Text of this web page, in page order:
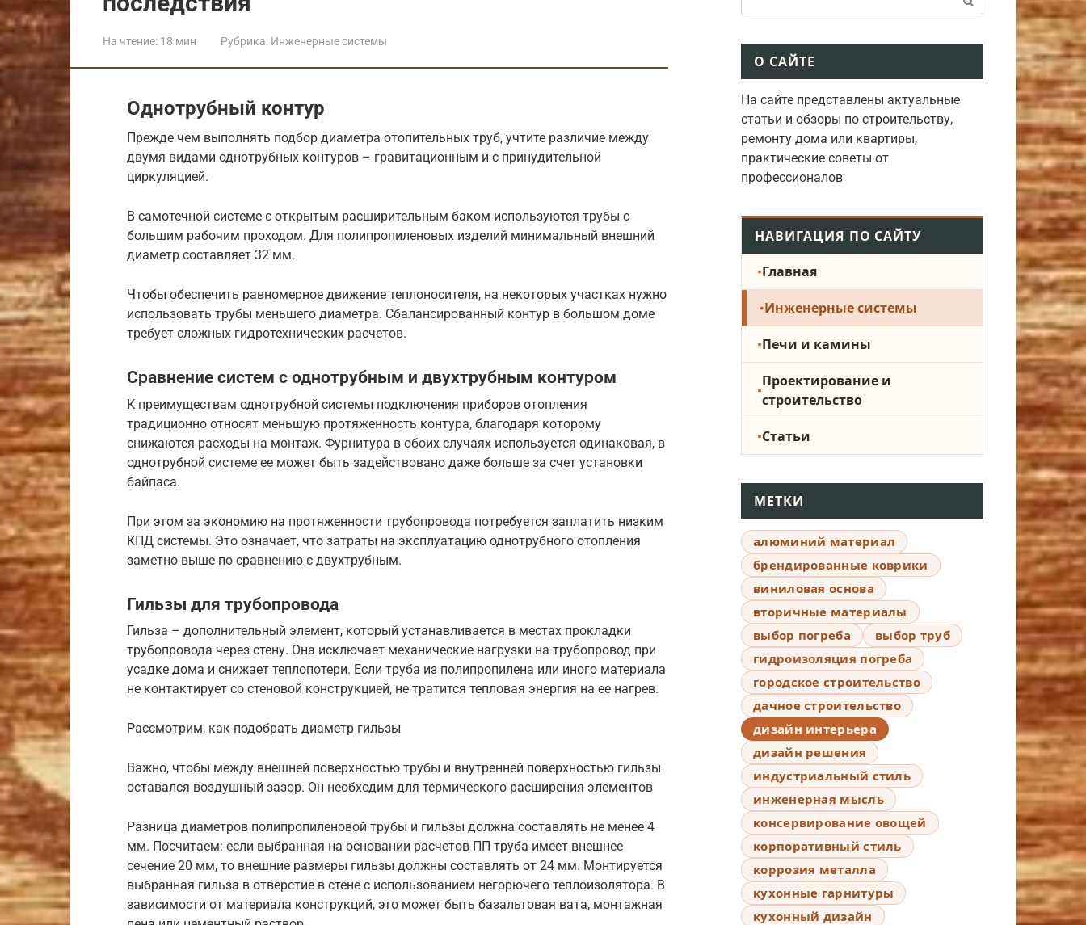
На чтение: 18 мин Рубрика: Инженерные системы
Однотрубный контур
Прежде чем выполнять подбор диаметра отопительных труб, учтите различие между
двумя видами однотрубных контуров – гравитационным и с принудительной
циркуляцией.
В самотечной системе с открытым расширительным баком используются трубы с
большим рабочим проходом. Для полипропиленовых изделий минимальный внешний
диаметр составляет 32 мм.
Чтобы обеспечить равномерное движение теплоносителя, на некоторых участках нужно
использовать трубы меньшего диаметра. Сбалансированный контур в большом доме
требует сложных гидротехнических расчетов.
Сравнение систем с однотрубным и двухтрубным контуром
К преимуществам однотрубной системы подключения приборов отопления
традиционно относят меньшую протяженность контура, благодаря которому
снижаются расходы на монтаж. Фурнитура в обоих случаях используется одинаковая, в
однотрубной системе ее может быть задействовано даже больше за счет установки
байпаса.
При этом за экономию на протяженности трубопровода потребуется заплатить низким
КПД системы. Это означает, что затраты на эксплуатацию однотрубного отопления
заметно выше по сравнению с двухтрубным.
Гильзы для трубопровода
Гильза – дополнительный элемент, который устанавливается в местах прокладки
трубопровода через стену. Она исключает механические нагрузки на трубопровод при
усадке дома и снижает теплопотери. Если труба из полипропилена или иного материала
не контактирует со стеновой конструкцией, не тратится тепловая энергия на ее нагрев.
Рассмотрим, как подобрать диаметр гильзы
Важно, чтобы между внешней поверхностью трубы и внутренней поверхностью гильзы
оставался воздушный зазор. Он необходим для термического расширения элементов
Разница диаметров полипропиленовой трубы и гильзы должна составлять не менее 4
мм. Посчитаем: если выбранная на основании расчетов ПП труба имеет внешнее
сечение 20 мм, то внешние размеры гильзы должны составлять от 24 мм. Монтируется
выбранная гильза в отверстие в стене с использованием негорючего теплоизолятора. В
зависимости от материала конструкций, это может быть базальтовая вата, монтажная
О САЙТЕ
На сайте представлены актуальные
статьи и обзоры по строительству,
ремонту дома или квартиры,
практические советы от
профессионалов
НАВИГАЦИЯ ПО САЙТУ
Главная
Инженерные системы
Печи и камины
Проектирование и
строительство
Статьи
МЕТКИ
алюминий материал
брендированные коврики
виниловая основа
вторичные материалы
выбор погреба
выбор труб
гидроизоляция погреба
городское строительство
дачное строительство
дизайн интерьера
дизайн решения
индустриальный стиль
инженерная мысль
консервирование овощей
корпоративный стиль
коррозия металла
кухонные гарнитуры
кухонный дизайн